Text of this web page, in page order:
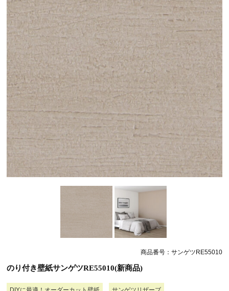
商品番号：サンゲツRE55010
のり付き壁紙サンゲツRE55010(新商品)